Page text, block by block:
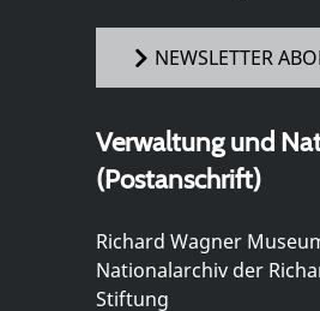
NEWSLETTER
Verwaltung und
(Postanschrift)
Richard Wagner
Nationalarchiv der
Stiftung